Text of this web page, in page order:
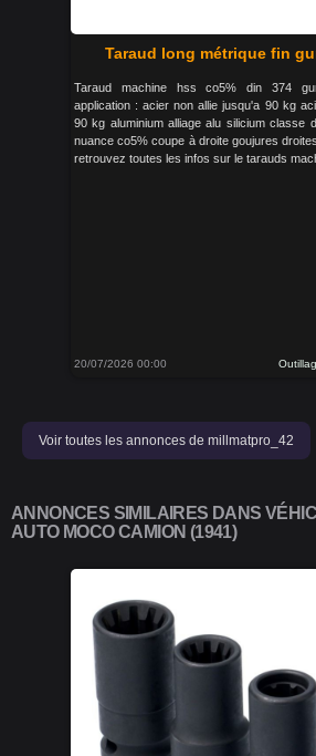
Taraud long métrique fin
Taraud machine hss co5% din 374
application : acier non allie jusqu'a 90 kg
90 kg aluminium alliage alu silicium classe
nuance co5% coupe à droite goujures
retrouvez toutes les infos sur le tarauds
20/07/2026 00:00
Voir toutes les annonces de millmatpro_42
ANNONCES SIMILAIRES DANS
AUTO MOCO CAMION (1941)